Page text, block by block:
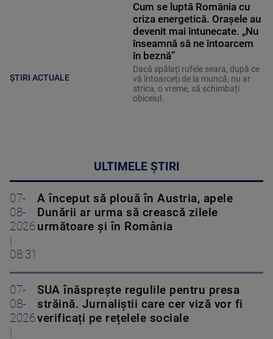
ȘTIRI ACTUALE
Cum se luptă România cu
criza energetică. Orașele au
devenit mai întunecate. „Nu
înseamnă să ne întoarcem
în beznă”
Dacă spălați rufele seara, după ce
vă întoarceți de la muncă, nu ar
strica, o vreme, să schimbați
obiceiul.
ULTIMELE ȘTIRI
07-
08-
2026
08:31
A început să plouă în Austria, apele
Dunării ar urma să crească zilele
următoare și în România
07-
08-
2026
SUA înăsprește regulile pentru presa
străină. Jurnaliștii care cer viză vor fi
verificați pe rețelele sociale